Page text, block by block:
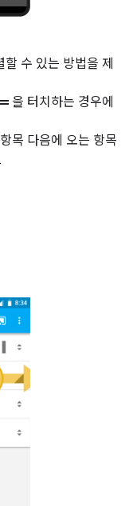
수 있는 방법을 제
을 터치하는 경우에
목 다음에 오는 항목